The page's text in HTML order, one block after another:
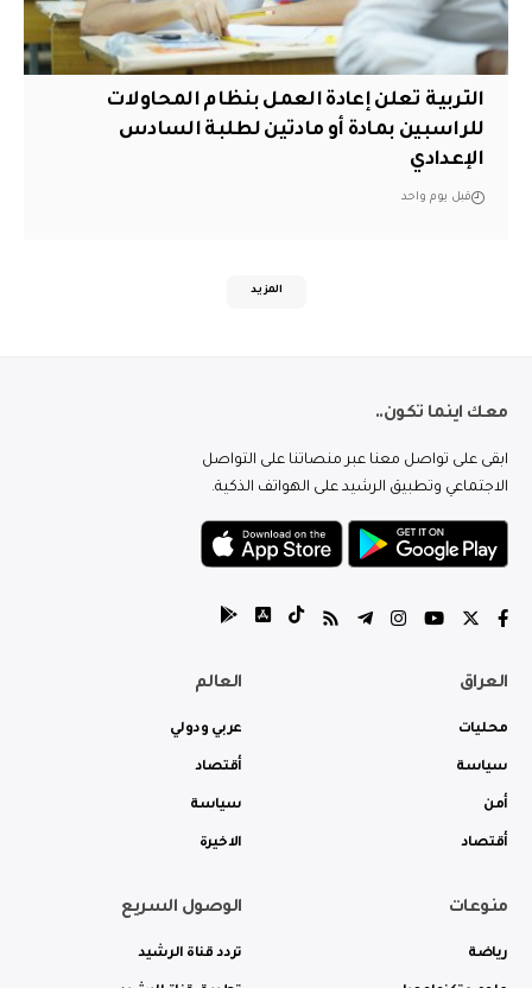
التربية تعلن إعادة العمل بنظام المحاولات
للراسبين بمادة أو مادتين لطلبة السادس
الإعدادي
قبل يوم واحد
المزيد
معك اينما تكون..
ابقى على تواصل معنا عبر منصاتنا على التواصل
الاجتماعي وتطبيق الرشيد على الهواتف الذكية.
العراق
محليات
سياسة
أمن
أقتصاد
العالم
عربي ودولي
أقتصاد
سياسة
الاخيرة
منوعات
رياضة
الوصول السريع
تردد قناة الرشيد